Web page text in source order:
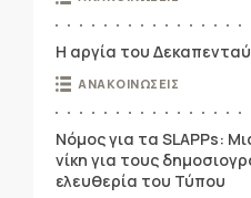
Η αργία του
ΑΝΑΚΟΙΝΩΣΕΙΣ
Νόμος για τα SLAPPs:
νίκη για τους
ελευθερία του Τύπου